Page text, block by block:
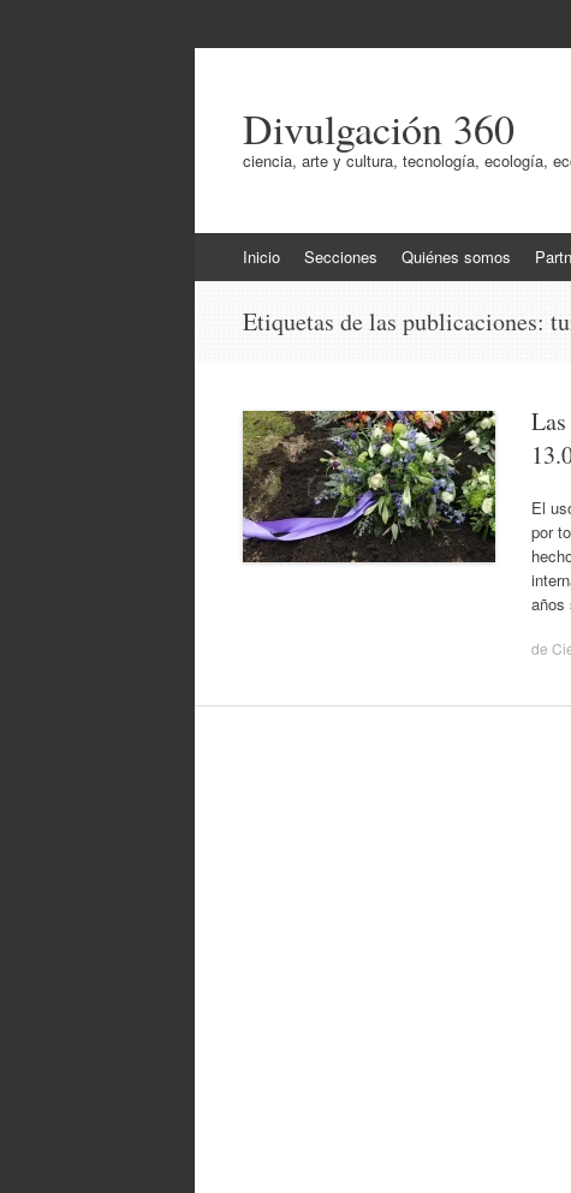
Divulgación 360
ciencia, arte y cultura, tecnología, ecología,
al
Inicio Secciones Quiénes somos
Etiquetas de las publicaciones:
El
por
años
de